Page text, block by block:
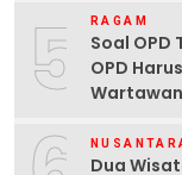
5 RAGAM
Soal OPD
OPD
Wartawan
Dua